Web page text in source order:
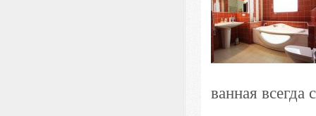
ванная